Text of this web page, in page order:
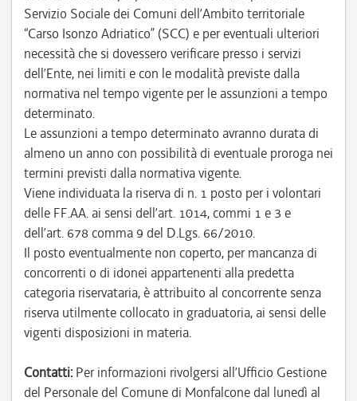
Servizio Sociale dei Comuni dell’Ambito territoriale
“Carso Isonzo Adriatico” (SCC) e per eventuali ulteriori
necessità che si dovessero verificare presso i servizi
dell’Ente, nei limiti e con le modalità previste dalla
normativa nel tempo vigente per le assunzioni a tempo
determinato.
Le assunzioni a tempo determinato avranno durata di
almeno un anno con possibilità di eventuale proroga nei
termini previsti dalla normativa vigente.
Viene individuata la riserva di n. 1 posto per i volontari
delle FF.AA. ai sensi dell’art. 1014, commi 1 e 3 e
dell’art. 678 comma 9 del D.Lgs. 66/2010.
Il posto eventualmente non coperto, per mancanza di
concorrenti o di idonei appartenenti alla predetta
categoria riservataria, è attribuito al concorrente senza
riserva utilmente collocato in graduatoria, ai sensi delle
vigenti disposizioni in materia.
Contatti: Per informazioni rivolgersi all’Ufficio Gestione
del Personale del Comune di Monfalcone dal lunedì al